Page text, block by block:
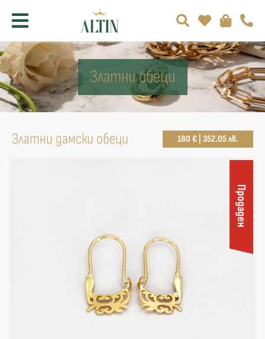
Златни обеци
Златни дамски обеци 180 € | 352.05 лв.
Продаден